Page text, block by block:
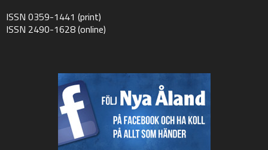
ISSN 0359-1441 (print)
ISSN 2490-1628 (online)